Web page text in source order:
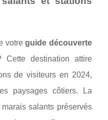
votreguide découverte
Cette destination attire
de visiteurs en 2024,
paysages côtiers. La
salants préservés